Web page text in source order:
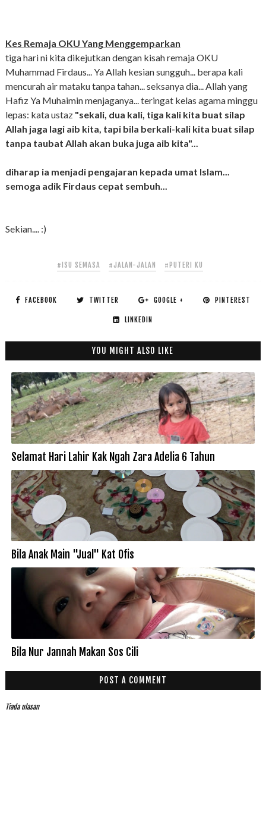
Kes Remaja OKU Yang Menggemparkan
tiga hari ni kita dikejutkan dengan kisah remaja OKU
Muhammad Firdaus... Ya Allah kesian sungguh... berapa kali
mencurah air mataku tanpa tahan... seksanya dia... Allah yang
Hafiz Ya Muhaimin menjaganya... teringat kelas agama minggu
lepas: kata ustaz"sekali, dua kali, tiga kali kita buat silap
Allah jaga lagi aib kita, tapi bila berkali-kali kita buat silap
tanpa taubat Allah akan buka juga aib kita"...
diharap ia menjadi pengajaran kepada umat Islam...
semoga adik Firdaus cepat sembuh...
Sekian.... :)
#ISU SEMASA #JALAN-JALAN #PUTERI KU
FACEBOOK TWITTER GOOGLE + PINTEREST
LINKEDIN
YOU MIGHT ALSO LIKE
Selamat Hari Lahir Kak Ngah Zara Adelia 6 Tahun
Bila Anak Main "Jual" Kat Ofis
Bila Nur Jannah Makan Sos Cili
POST A COMMENT
Tiada ulasan